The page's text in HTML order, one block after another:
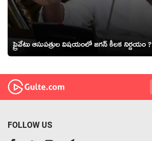
ప్రైవేటు ఆసుపత్రుల విషయంలో జగన్ కీలక నిర్ణయం ?
FOLLOW US